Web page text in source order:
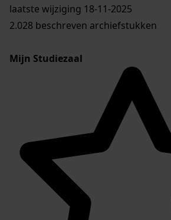
laatste wijziging 18-11-2025
2.028 beschreven archiefstukken
Mijn Studiezaal